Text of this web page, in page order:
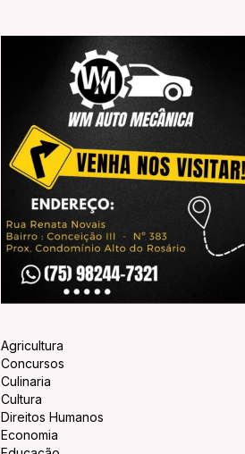
Agricultura
Concursos
Culinaria
Cultura
Direitos Humanos
Economia